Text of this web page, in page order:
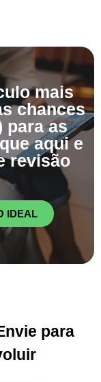
mais
chances
para as
aqui e
revisão
IDEAL
para